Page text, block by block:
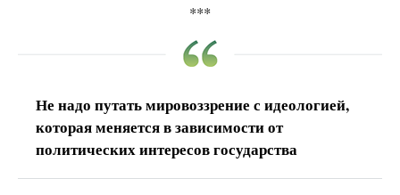
***
Не надо путать мировоззрение с идеологией,
которая меняется в зависимости от
политических интересов государства